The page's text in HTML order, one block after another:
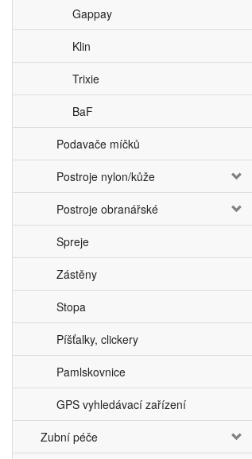
Gappay
Klin
Trixie
BaF
Podavače míčků
Postroje nylon/kůže
Postroje obranářské
Spreje
Zástěny
Stopa
Píšťalky, clickery
Pamlskovnice
GPS vyhledávací zařízení
Zubní péče